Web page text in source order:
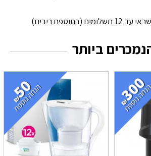
ריבית)
ביותר